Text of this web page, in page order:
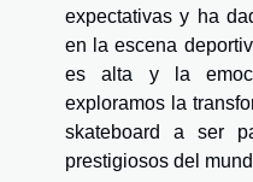
expectativas y ha
en la escena
es alta y la
exploramos la
skateboard a ser
prestigiosos del